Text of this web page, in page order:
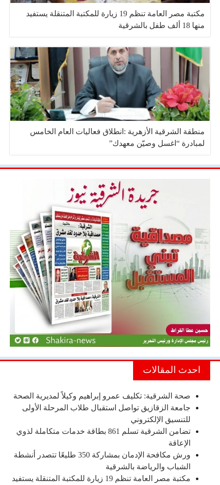
مكتبة مصر العامة تنظم 19 زيارة للمكتبة المتنقلة يستفيد
منها 18 ألف طفل بالشرقية
منطقة الشرقية الأزهرية :انطلاق فعاليات العام الخامس
لمبادرة “اغسل وصيّن معهدك”
احدث المقالات
صحة الشرقية: تكليف عمرو إبراهيم وكيلاً لمديرية الصحة
جامعة الزقازيق تواصل استقبال طلاب المرحلة الأولى
للتنسيق الإلكتروني
تضامن الشرقية تسلم 861 بطاقة خدمات متكاملة لذوي
الإعاقة
ورش مكافحة الإدمان بمشاركة 350 طليعًا تتصدر أنشطة
الشباب والرياضة بالشرقية
مكتبة مصر العامة تنظم 19 زيارة للمكتبة المتنقلة يستفيد